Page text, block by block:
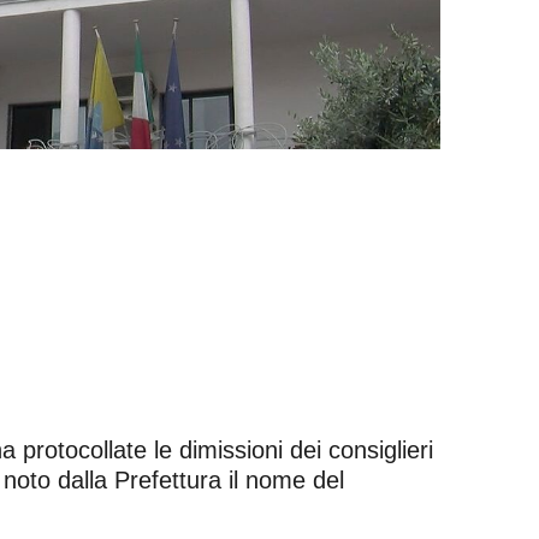
protocollate le dimissioni dei consiglieri
dalla Prefettura il nome del